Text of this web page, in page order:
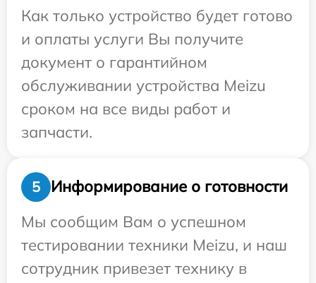
Как только устройство будет готово
и оплаты услуги Вы получите
документ о гарантийном
обслуживании устройства Meizu
сроком на все виды работ и
запчасти.
5
Информирование о готовности
Мы сообщим Вам о успешном
тестировании техники Meizu, и наш
сотрудник привезет технику в